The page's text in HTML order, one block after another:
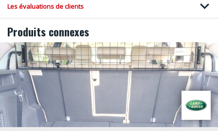
Les évaluations de clients
Produits connexes